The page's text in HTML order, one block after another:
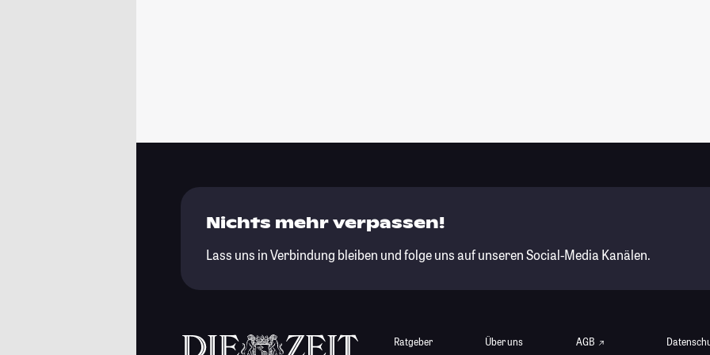
Nichts mehr verpassen!
Lass uns in Verbindung bleiben und folge uns auf unseren Social-Media Kanälen.
Ratgeber Über uns AGB